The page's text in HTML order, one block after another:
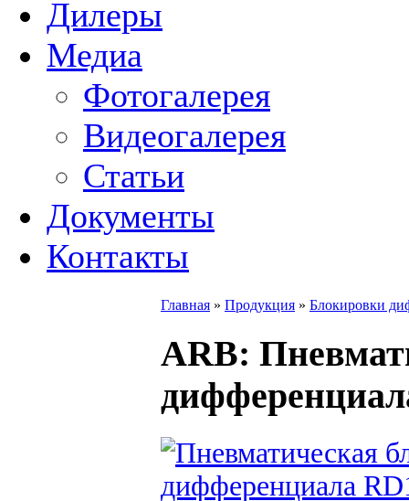
Дилеры
Медиа
Фотогалерея
Видеогалерея
Статьи
Документы
Контакты
Главная » Продукция » Блокировки
ARB: